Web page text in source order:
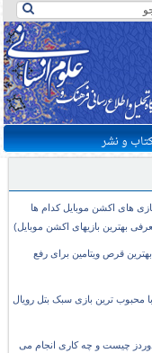
و نشر
های اکشن موبایل کدام ها
بهترین بازیهای اکشن موبایل)
قرص ویتامین برای رفع
محبوب ترین بازی سبک بتل رویال
چیست و چه کاری انجام می